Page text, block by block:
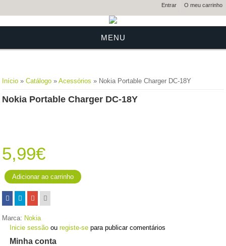
Entrar O meu carrinho
MENU
Está aqui
Início »Catálogo »Acessórios » Nokia Portable Charger DC-18Y
Nokia Portable Charger DC-18Y
5,99€
Marca: Nokia
Inicie sessão ouregiste-se para publicar comentários
Minha conta